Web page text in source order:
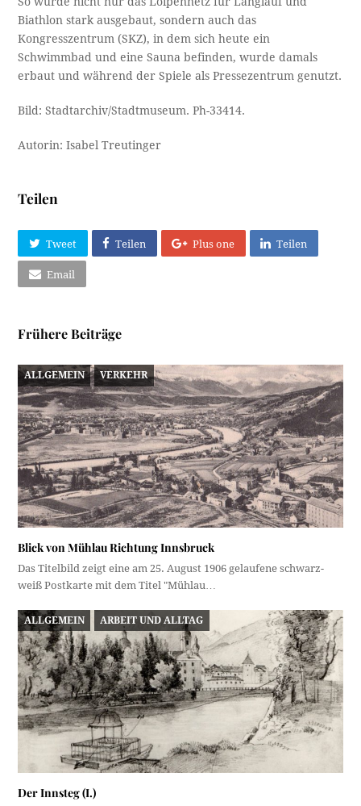
Biathlon stark ausgebaut, sondern auch das
Kongresszentrum (SKZ), in dem sich heute ein
Schwimmbad und eine Sauna befinden, wurde damals
erbaut und während der Spiele als Pressezentrum genutzt.
Bild: Stadtarchiv/Stadtmuseum. Ph-33414.
Autorin: Isabel Treutinger
Teilen
Tweet Teilen Plus one Teilen
Email
Frühere Beiträge
ALLGEMEIN VERKEHR
Blick von Mühlau Richtung Innsbruck
Das Titelbild zeigt eine am 25. August 1906 gelaufene schwarz-
weiß Postkarte mit dem Titel "Mühlau…
ALLGEMEIN ARBEIT UND ALLTAG
Der Innsteg (I.)